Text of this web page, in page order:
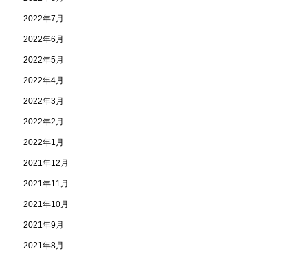
2022年7月
2022年6月
2022年5月
2022年4月
2022年3月
2022年2月
2022年1月
2021年12月
2021年11月
2021年10月
2021年9月
2021年8月